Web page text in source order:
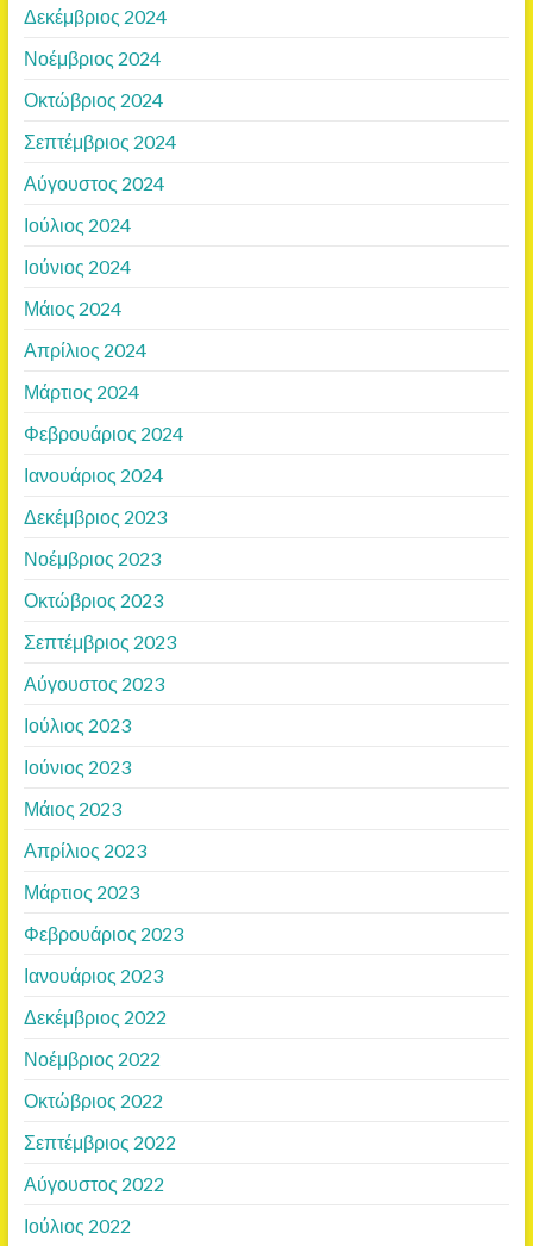
Δεκέμβριος 2024
Νοέμβριος 2024
Οκτώβριος 2024
Σεπτέμβριος 2024
Αύγουστος 2024
Ιούλιος 2024
Ιούνιος 2024
Μάιος 2024
Απρίλιος 2024
Μάρτιος 2024
Φεβρουάριος 2024
Ιανουάριος 2024
Δεκέμβριος 2023
Νοέμβριος 2023
Οκτώβριος 2023
Σεπτέμβριος 2023
Αύγουστος 2023
Ιούλιος 2023
Ιούνιος 2023
Μάιος 2023
Απρίλιος 2023
Μάρτιος 2023
Φεβρουάριος 2023
Ιανουάριος 2023
Δεκέμβριος 2022
Νοέμβριος 2022
Οκτώβριος 2022
Σεπτέμβριος 2022
Αύγουστος 2022
Ιούλιος 2022